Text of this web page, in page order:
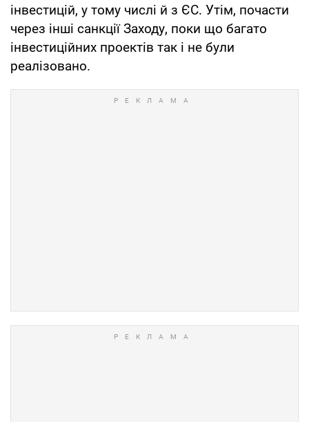
інвестицій, у тому числі й з ЄС. Утім, почасти
через інші санкції Заходу, поки що багато
інвестиційних проектів так і не були
реалізовано.